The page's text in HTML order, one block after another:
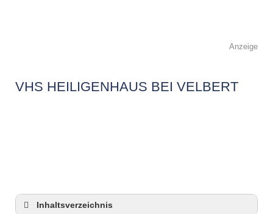
Anzeige
VHS HEILIGENHAUS BEI VELBERT
Inhaltsverzeichnis